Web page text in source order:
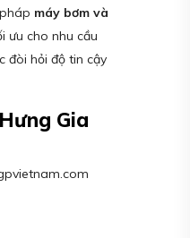
máy bơm và
ưu cho nhu cầu
đòi hỏi độ tin cậy
Gia